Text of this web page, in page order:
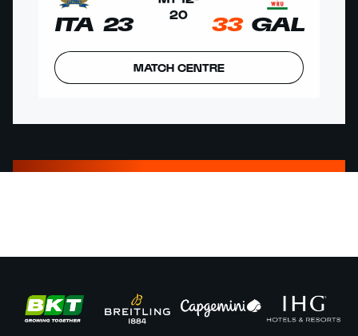
ITA 23
20
GAL
33
MATCH CENTRE